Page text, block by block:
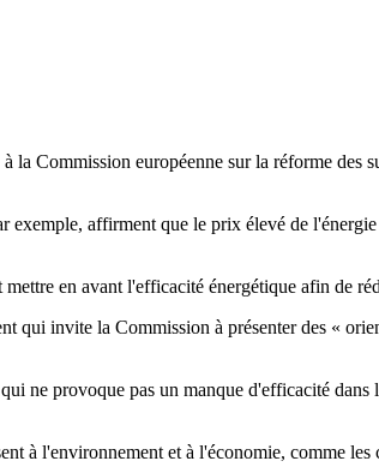
la Commission européenne sur la réforme des
affirment que le prix élevé de
en avant l'efficacité énergétique afin de
qui invite la Commission à présenter des «
ne provoque pas un manque d'efficacité
à l'environnement et à l'économie, comme les